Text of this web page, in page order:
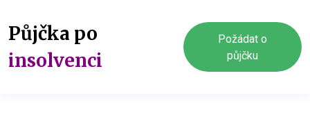
Půjčka po
insolvenci
Požádat o
půjčku